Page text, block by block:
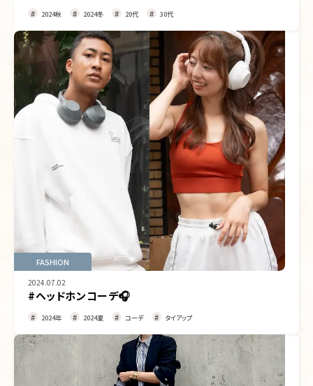
2024秋 2024冬 20代 30代
FASHION
2024.07.02
#ヘッドホンコーデ🎧
2024年 2024夏 コーデ タイアップ